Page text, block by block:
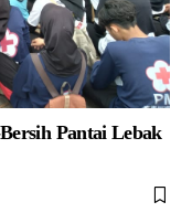
Pantai Lebak